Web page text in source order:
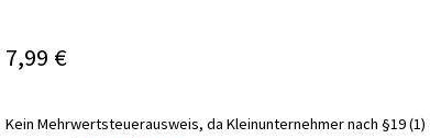
7,99 €
Kein Mehrwertsteuerausweis, da Kleinunternehmer nach §19 (1)